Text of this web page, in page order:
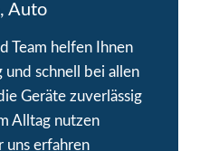
Auto
Team helfen Ihnen
und schnell bei allen
Geräte zuverlässig
Alltag nutzen
uns erfahren